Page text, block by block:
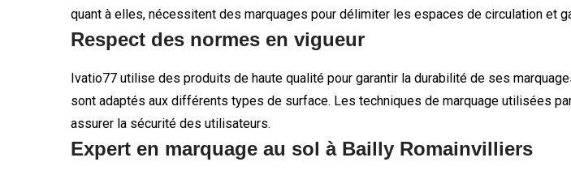
quant à elles, nécessitent des marquages pour délimiter les espaces de circulation et
Respect des normes en vigueur
Ivatio77 utilise des produits de haute qualité pour garantir la durabilité de ses
sont adaptés aux différents types de surface. Les techniques de marquage utilisées
assurer la sécurité des utilisateurs.
Expert en marquage au sol à Bailly Romainvilliers